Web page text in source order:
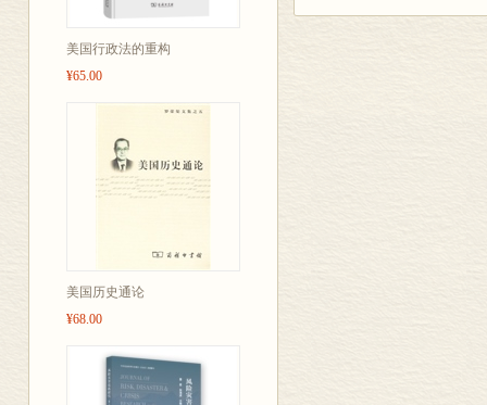
美国行政法的重构
¥65.00
美国历史通论
¥68.00